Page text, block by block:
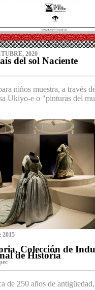
2020
del sol Naciente
niños muestra, a través
Ukiyo-e o "pinturas del
2015
Colección de
de Historia
de 250 años de